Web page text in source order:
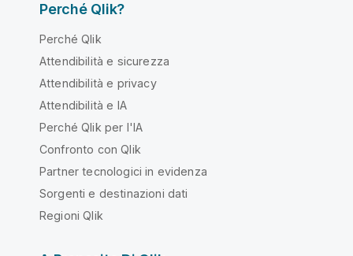
Perché Qlik?
Perché Qlik
Attendibilità e sicurezza
Attendibilità e privacy
Attendibilità e IA
Perché Qlik per l'IA
Confronto con Qlik
Partner tecnologici in evidenza
Sorgenti e destinazioni dati
Regioni Qlik